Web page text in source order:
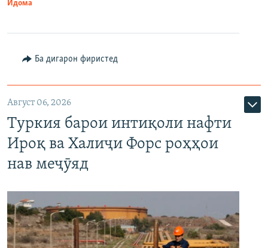
Идома
Ба дигарон фиристед
Август 06, 2026
Туркия барои интиқоли нафти
Ироқ ва Халиҷи Форс роҳҳои
нав меҷӯяд